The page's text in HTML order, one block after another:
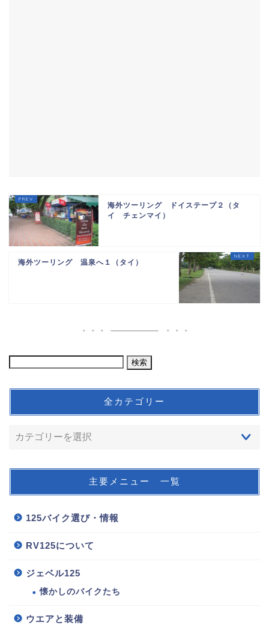
海外ツーリング ドイステープ２（タ
イ チェンマイ）
海外ツーリング 温泉へ１（タイ）
全カテゴリー
主要メニュー 一覧
125バイク選び・情報
RV125について
ジェベル125
懐かしのバイクたち
ウエアと装備